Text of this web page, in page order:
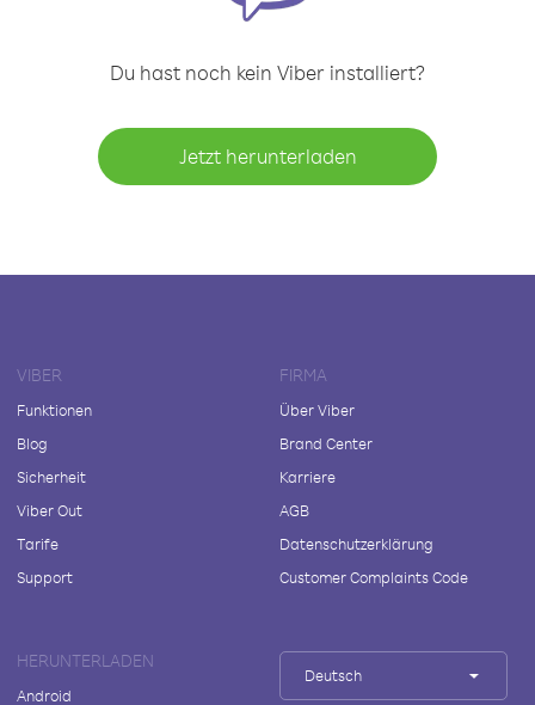
Du hast noch kein Viber installiert?
Jetzt herunterladen
VIBER
Funktionen
Blog
Sicherheit
Viber Out
Tarife
Support
FIRMA
Über Viber
Brand Center
Karriere
AGB
Datenschutzerklärung
Customer Complaints Code
HERUNTERLADEN
Android
Deutsch